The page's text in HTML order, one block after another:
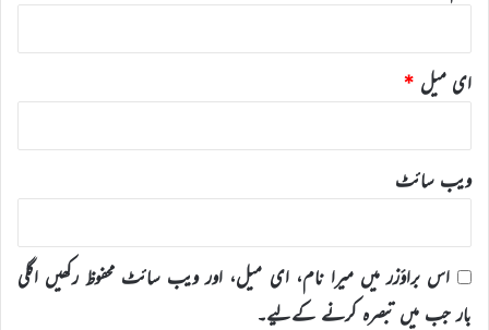
ای میل *
ویب‌ سائٹ
اس براؤزر میں میرا نام، ای میل، اور ویب سائٹ محفوظ رکھیں اگلی
بار جب میں تبصرہ کرنے کےلیے۔